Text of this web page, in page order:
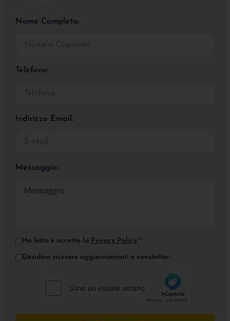
Nome Completo:
Telefono:
Indirizzo Email:
Messaggio:
Ho letto e accetto la Privacy Policy *
Desidero ricevere aggiornamenti e newsletter